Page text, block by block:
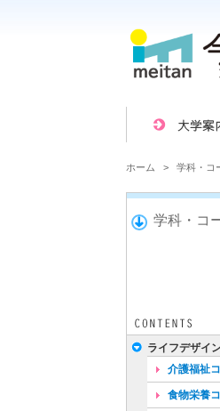
ホーム > 学科・コ
学科・コ
ライフデザイ
介護福祉
食物栄養